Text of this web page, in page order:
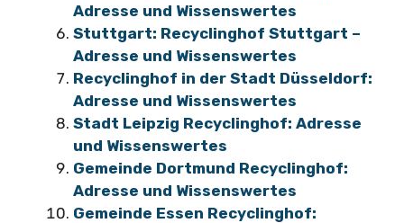
Adresse und Wissenswertes
Stuttgart: Recyclinghof Stuttgart –
Adresse und Wissenswertes
Recyclinghof in der Stadt Düsseldorf:
Adresse und Wissenswertes
Stadt Leipzig Recyclinghof: Adresse
und Wissenswertes
Gemeinde Dortmund Recyclinghof:
Adresse und Wissenswertes
Gemeinde Essen Recyclinghof: